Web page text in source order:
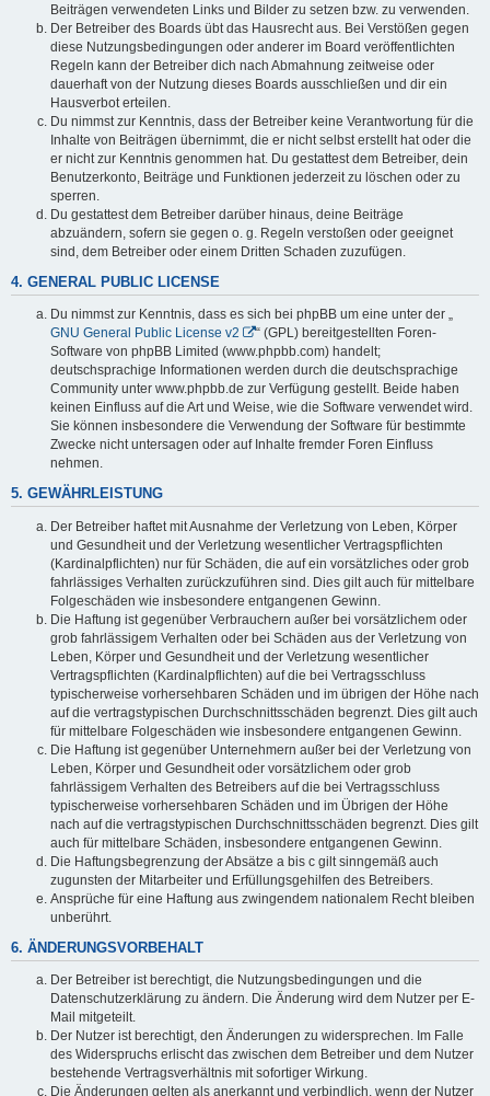
Beiträgen verwendeten Links und Bilder zu setzen bzw. zu verwenden.
Der Betreiber des Boards übt das Hausrecht aus. Bei Verstößen gegen
diese Nutzungsbedingungen oder anderer im Board veröffentlichten
Regeln kann der Betreiber dich nach Abmahnung zeitweise oder
dauerhaft von der Nutzung dieses Boards ausschließen und dir ein
Hausverbot erteilen.
Du nimmst zur Kenntnis, dass der Betreiber keine Verantwortung für die
Inhalte von Beiträgen übernimmt, die er nicht selbst erstellt hat oder die
er nicht zur Kenntnis genommen hat. Du gestattest dem Betreiber, dein
Benutzerkonto, Beiträge und Funktionen jederzeit zu löschen oder zu
sperren.
Du gestattest dem Betreiber darüber hinaus, deine Beiträge
abzuändern, sofern sie gegen o. g. Regeln verstoßen oder geeignet
sind, dem Betreiber oder einem Dritten Schaden zuzufügen.
4. GENERAL PUBLIC LICENSE
Du nimmst zur Kenntnis, dass es sich bei phpBB um eine unter der „
GNU General Public License v2
“ (GPL) bereitgestellten Foren-
Software von phpBB Limited (www.phpbb.com) handelt;
deutschsprachige Informationen werden durch die deutschsprachige
Community unter www.phpbb.de zur Verfügung gestellt. Beide haben
keinen Einfluss auf die Art und Weise, wie die Software verwendet wird.
Sie können insbesondere die Verwendung der Software für bestimmte
Zwecke nicht untersagen oder auf Inhalte fremder Foren Einfluss
nehmen.
5. GEWÄHRLEISTUNG
Der Betreiber haftet mit Ausnahme der Verletzung von Leben, Körper
und Gesundheit und der Verletzung wesentlicher Vertragspflichten
(Kardinalpflichten) nur für Schäden, die auf ein vorsätzliches oder grob
fahrlässiges Verhalten zurückzuführen sind. Dies gilt auch für mittelbare
Folgeschäden wie insbesondere entgangenen Gewinn.
Die Haftung ist gegenüber Verbrauchern außer bei vorsätzlichem oder
grob fahrlässigem Verhalten oder bei Schäden aus der Verletzung von
Leben, Körper und Gesundheit und der Verletzung wesentlicher
Vertragspflichten (Kardinalpflichten) auf die bei Vertragsschluss
typischerweise vorhersehbaren Schäden und im übrigen der Höhe nach
auf die vertragstypischen Durchschnittsschäden begrenzt. Dies gilt auch
für mittelbare Folgeschäden wie insbesondere entgangenen Gewinn.
Die Haftung ist gegenüber Unternehmern außer bei der Verletzung von
Leben, Körper und Gesundheit oder vorsätzlichem oder grob
fahrlässigem Verhalten des Betreibers auf die bei Vertragsschluss
typischerweise vorhersehbaren Schäden und im Übrigen der Höhe
nach auf die vertragstypischen Durchschnittsschäden begrenzt. Dies gilt
auch für mittelbare Schäden, insbesondere entgangenen Gewinn.
Die Haftungsbegrenzung der Absätze a bis c gilt sinngemäß auch
zugunsten der Mitarbeiter und Erfüllungsgehilfen des Betreibers.
Ansprüche für eine Haftung aus zwingendem nationalem Recht bleiben
unberührt.
6. ÄNDERUNGSVORBEHALT
Der Betreiber ist berechtigt, die Nutzungsbedingungen und die
Datenschutzerklärung zu ändern. Die Änderung wird dem Nutzer per E-
Mail mitgeteilt.
Der Nutzer ist berechtigt, den Änderungen zu widersprechen. Im Falle
des Widerspruchs erlischt das zwischen dem Betreiber und dem Nutzer
bestehende Vertragsverhältnis mit sofortiger Wirkung.
Die Änderungen gelten als anerkannt und verbindlich, wenn der Nutzer